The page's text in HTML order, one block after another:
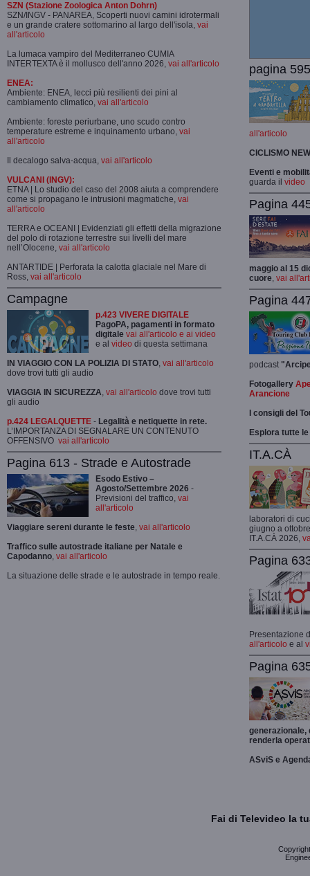
SZN (Stazione Zoologica Anton Dohrn)
SZN/INGV - PANAREA, Scoperti nuovi camini idrotermali
e un grande cratere sottomarino al largo dell'isola, vai
all'articolo
La lumaca vampiro del Mediterraneo CUMIA
INTERTEXTA è il mollusco dell'anno 2026, vai all'articolo
ENEA:
Ambiente: ENEA, lecci più resilienti dei pini al
cambiamento climatico, vai all'articolo
Ambiente: foreste periurbane, uno scudo contro
temperature estreme e inquinamento urbano, vai
all'articolo
Il decalogo salva-acqua, vai all'articolo
VULCANI (INGV):
ETNA | Lo studio del caso del 2008 aiuta a comprendere
come si propagano le intrusioni magmatiche, vai
all'articolo
TERRA e OCEANI | Evidenziati gli effetti della migrazione
del polo di rotazione terrestre sui livelli del mare
nell’Olocene, vai all'articolo
ANTARTIDE | Perforata la calotta glaciale nel Mare di
Ross, vai all'articolo
Campagne
p.423 VIVERE DIGITALE
PagoPA, pagamenti in formato
digitale vai all'articolo e ai video
e al video di questa settimana
IN VIAGGIO CON LA POLIZIA DI STATO, vai all'articolo
dove trovi tutti gli audio
VIAGGIA IN SICUREZZA, vai all'articolo dove trovi tutti
gli audio
p.424 LEGALQUETTE - Legalità e netiquette in rete.
L’IMPORTANZA DI SEGNALARE UN CONTENUTO
OFFENSIVO vai all'articolo
Pagina 613 - Strade e Autostrade
Esodo Estivo –
Agosto/Settembre 2026 -
Previsioni del traffico, vai
all'articolo
Viaggiare sereni durante le feste, vai all'articolo
Traffico sulle autostrade italiane per Natale e
Capodanno, vai all'articolo
La situazione delle strade e le autostrade in tempo reale.
pagina
all'articolo
CICLISMO
Eventi e
guarda il video
Pagina
maggio al 15
cuore, vai
Pagina
podcast
Fotogallery
Arancione
I consigli del
Esplora tutte
IT.A.CÀ
laboratori di
giugno a
IT.A.CÀ 2026,
Pagina
Presentazione
all'articolo e al
Pagina
generazionale,
renderla
ASviS e
Fai di Televideo la